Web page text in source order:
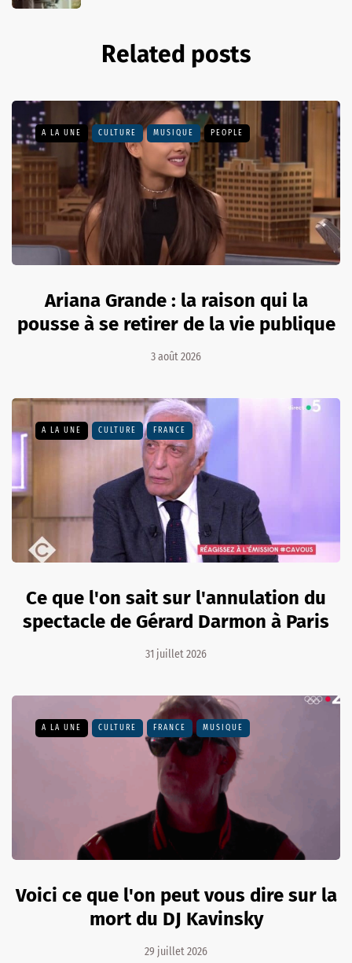
Related posts
A LA UNE CULTURE MUSIQUE PEOPLE
Ariana Grande : la raison qui la
pousse à se retirer de la vie publique
3 août 2026
A LA UNE CULTURE FRANCE
Ce que l'on sait sur l'annulation du
spectacle de Gérard Darmon à Paris
31 juillet 2026
A LA UNE CULTURE FRANCE MUSIQUE
Voici ce que l'on peut vous dire sur la
mort du DJ Kavinsky
29 juillet 2026